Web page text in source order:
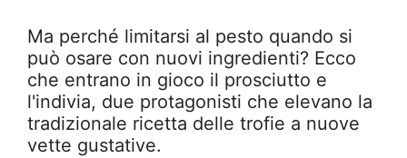
Ma perché limitarsi al pesto quando si
può osare con nuovi ingredienti? Ecco
che entrano in gioco il prosciutto e
l'indivia, due protagonisti che elevano la
tradizionale ricetta delle trofie a nuove
vette gustative.